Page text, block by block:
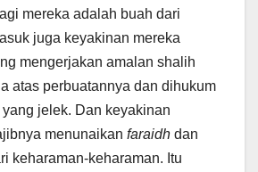
mereka adalah buah dari
juga keyakinan mereka
mengerjakan amalan shalih
atas perbuatannya dan dihukum
jelek. Dan keyakinan
menunaikan faraidh dan
keharaman-keharaman. Itu